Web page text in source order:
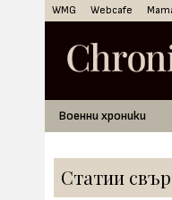
WMG Webcafe
Военни хроники
Статии